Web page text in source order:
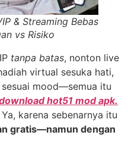
& Streaming Bebas
vs Risiko
tanpa batas, nonton live
virtual sesuka hati,
mood—semua itu
hot51 mod apk.
karena sebenarnya itu
gratis—namun dengan